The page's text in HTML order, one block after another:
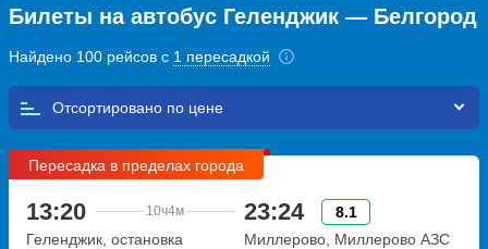
Билеты на автобус Геленджик — Белгород
Найдено 100 рейсов с 1 пересадкой
Отсортировано по
Пересадка в пределах города
13:20 10ч4м
Геленджик, остановка
23:24
8.1
Миллерово, Миллерово АЗС